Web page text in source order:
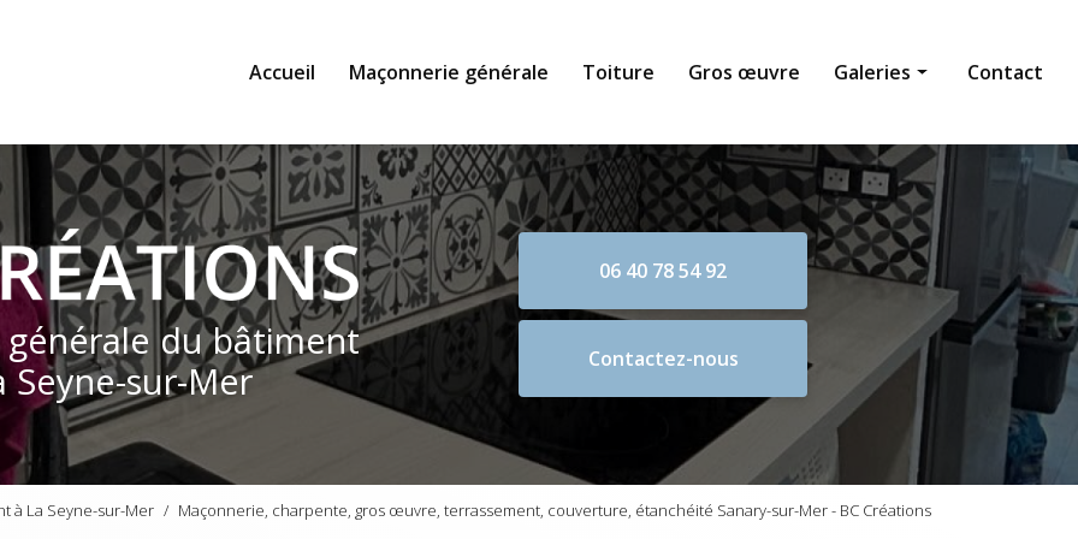
Accueil Maçonnerie générale Toiture Gros œuvre Galeries
Maçonnerie générale
Toiture
Gros œuvre
Contact
générale du bâtiment
Seyne-sur-Mer
06 40 78 54 92
Contactez-nous
à La Seyne-sur-Mer
Maçonnerie, charpente, gros œuvre, terrassement, couverture, étanchéité Sanary-sur-Mer - BC Créations